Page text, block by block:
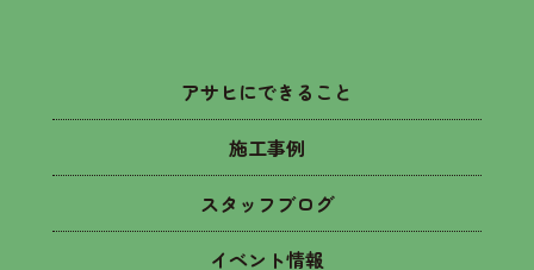
アサヒにできること
施工事例
スタッフブログ
イベント情報